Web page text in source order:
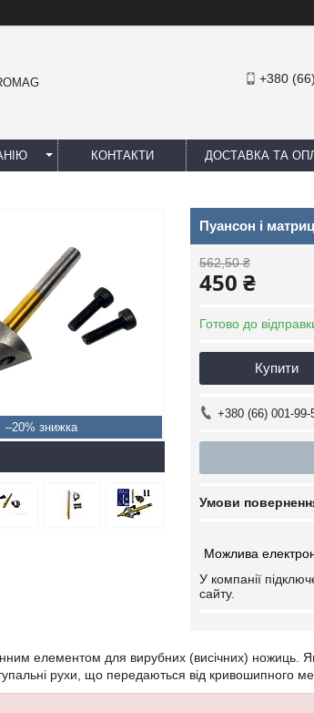
+380
КОНТАКТИ ДОСТАВКА ТА
–20%
Пуансон і
562,50 ₴
450 ₴
Готово до
Купити
+380 (66) 001-99-
У компанії
сайту.
елементом для вирубних (висічних) ножиць.
рухи, що передаються від кривошипного